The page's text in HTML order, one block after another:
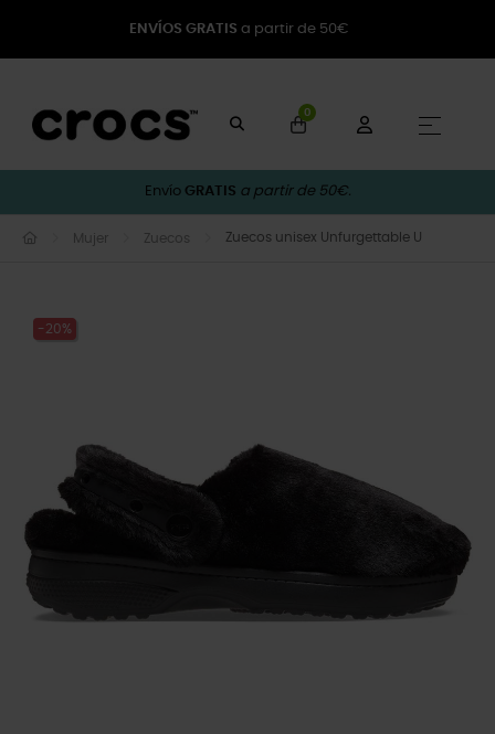
ENVÍOS GRATIS a partir de 50€
0
☰
Envío GRATIS a partir de 50€.
Mujer Zuecos Zuecos unisex Unfurgettable U
-20%